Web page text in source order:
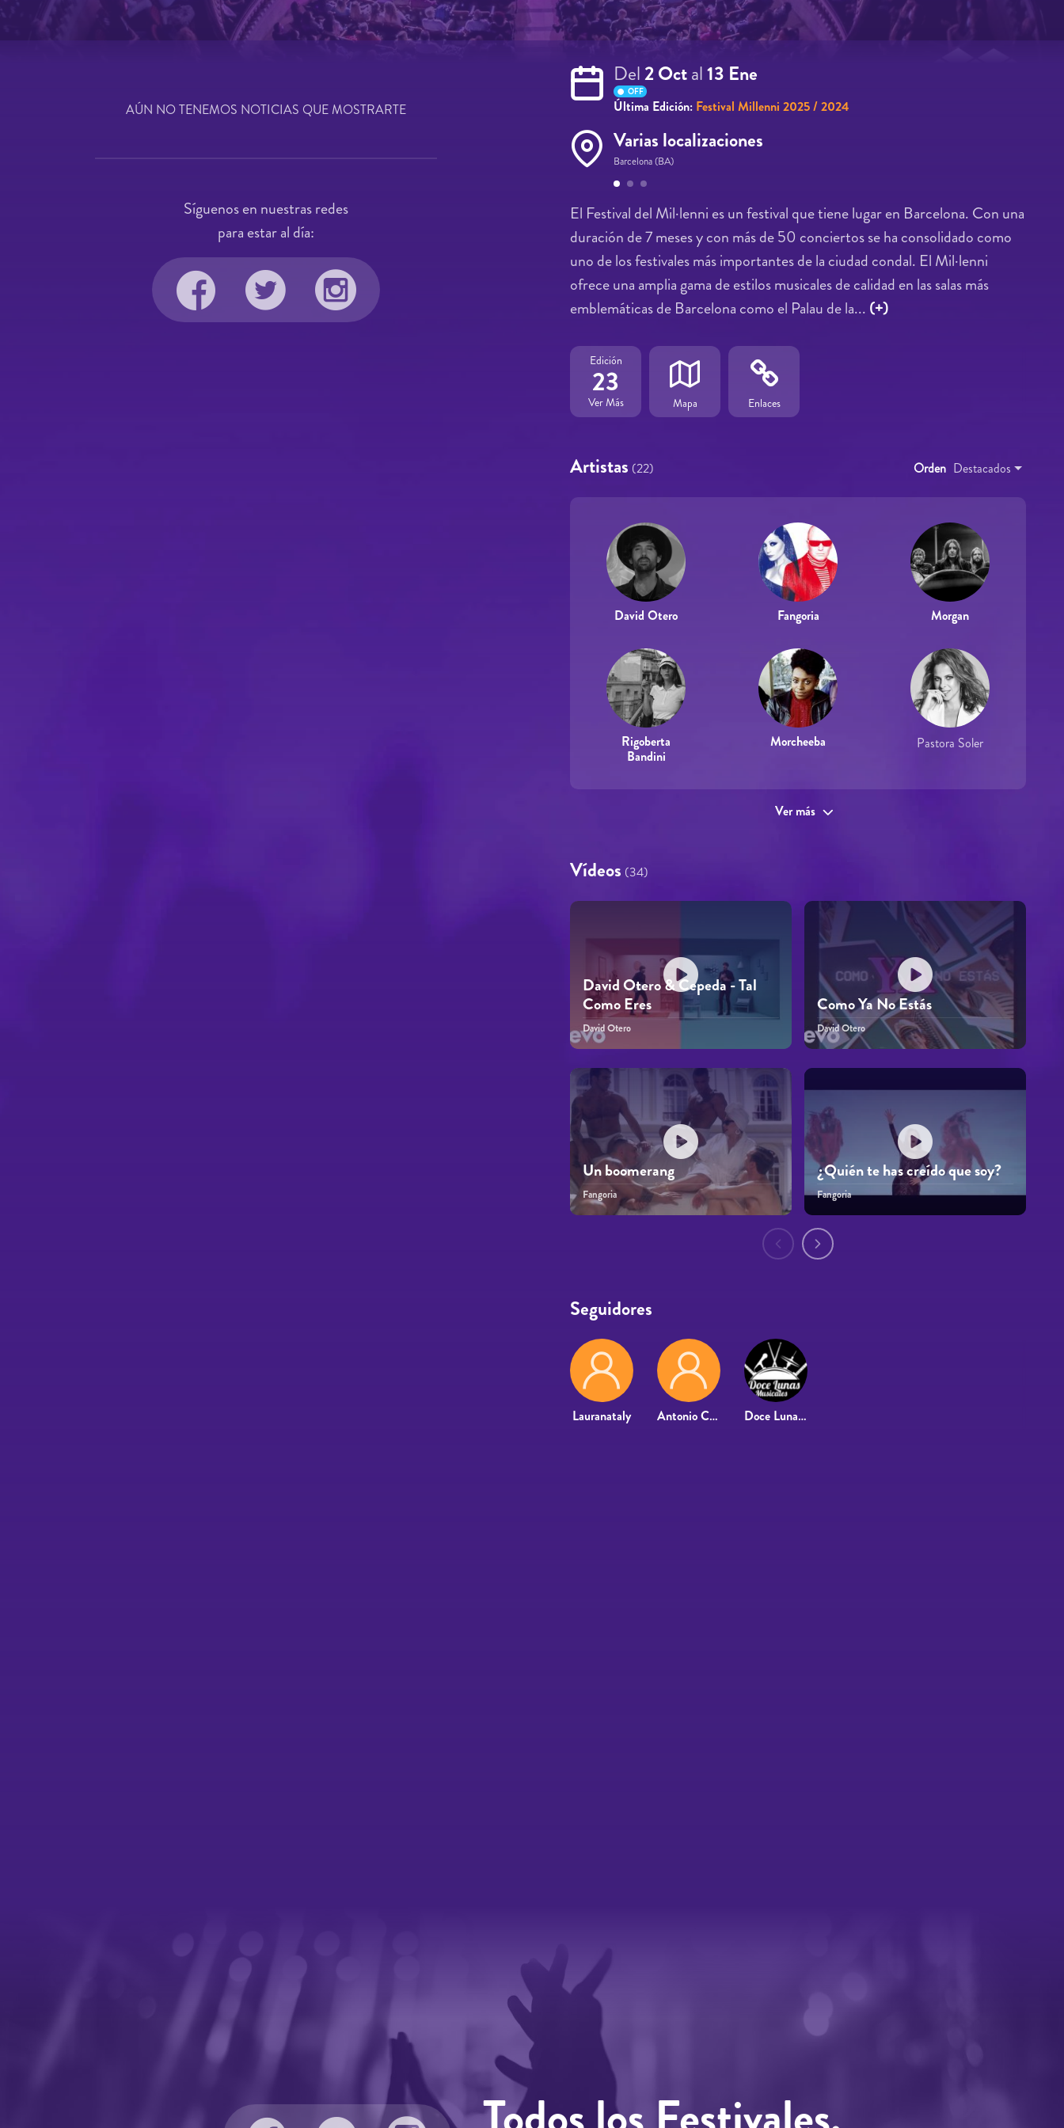
Del2 Octal13 Ene
OFF
Última Edición: Festival Millenni 2025 / 2024
Varias localizaciones
Barcelona (BA)
Páginas
El Festival del Mil·lenni es un festival que tiene lugar en Barcelona. Con una
duración de 7 meses y con más de 50 conciertos se ha consolidado como
uno de los festivales más importantes de la ciudad condal. El Mil·lenni
ofrece una amplia gama de estilos musicales de calidad en las salas más
emblemáticas de Barcelona como el Palau de la... (+)
Edición
23
Ver Más Mapa Enlaces
Artistas (22) Orden Destacados
David Otero Fangoria Morgan
Rigoberta
Bandini
Morcheeba Pastora Soler
Ver más
Vídeos (34)
David Otero & Cepeda - Tal
Como Eres
David Otero
Como Ya No Estás
David Otero
Un boomerang
Fangoria
¿Quién te has creído que soy?
Fangoria
Seguidores
Lauranataly Antonio Camacho Doce Lunas Musicales
AÚN NO TENEMOS NOTICIAS QUE MOSTRARTE
Síguenos en nuestras redes
para estar al día: